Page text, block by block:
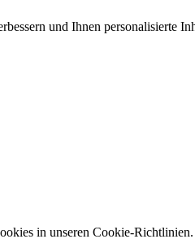
und Ihnen personalisierte
in unseren Cookie-Richtlinien.